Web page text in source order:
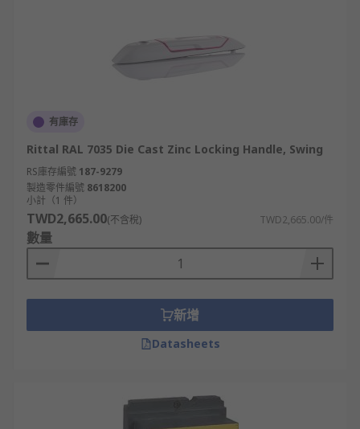
門板表面齊平，外觀簡潔不突出，能避免意外
勾掛，提升安全性。此類鎖具多用於抽屜鎖、
槓桿鎖柄:
鎖。其安裝方式靈活，應用於工業用機箱櫃鎖
與實驗室儀器櫃。
旋轉把手鎖:
關，結構簡單耐用，適合日常頻繁開合的機櫃
與工具箱。其安裝容易，廣泛應用於機箱、控
制面板與工業面板設備。
壓扣式把手鎖:壓扣式把手配電箱鎖以按壓方式
開啟，安全性與 便利性兼備。外觀流線，特別
適用於配電箱鎖、醫療設備與電氣櫃，能提供
快速開啟與可靠鎖定功能。
把手鎖廣泛應用於數據中心、工業電控設備及醫療收
有庫存
Rittal RAL 7035 Die Cast Zinc Locking Handle, Swing
RS庫存編號 187-9279
製造零件編號 8618200
小計（1 件）
TWD2,665.00(不含稅) TWD2,665.00/件
數量
新增
Datasheets